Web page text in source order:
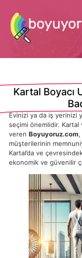
Kartal Boyacı
Evinizi ya da iş yerinizi
seçimi önemlidir. Kartal
veren Boyuyoruz.com
müşterilerinin
Kartal’da ve
ekonomik ve güvenilir